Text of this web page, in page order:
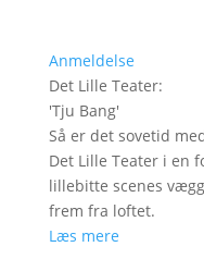
Anmeldelse
Det Lille Teater:
'Tju Bang'
Så er det sovetid
Det Lille Teater i en
lillebitte scenes
frem fra loftet.
Læs mere